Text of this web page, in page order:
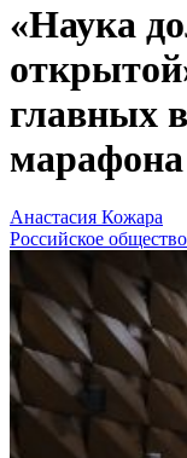
«Наука
главных
марафона
Анастасия Кожара
Российское